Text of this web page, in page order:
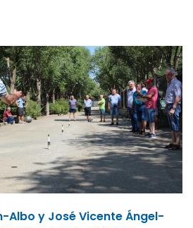
Albo y José Vicente Ángel-